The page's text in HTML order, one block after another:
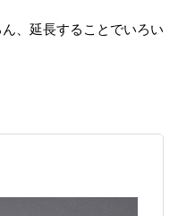
、延長することでいろい